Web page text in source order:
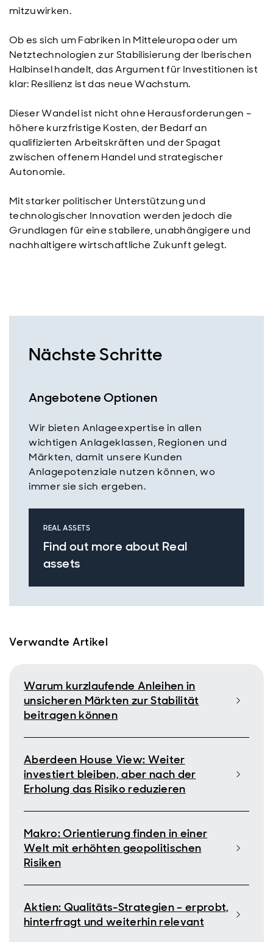
mitzuwirken.
Ob es sich um Fabriken in Mitteleuropa oder um
Netztechnologien zur Stabilisierung der Iberischen
Halbinsel handelt, das Argument für Investitionen ist
klar: Resilienz ist das neue Wachstum.
Dieser Wandel ist nicht ohne Herausforderungen –
höhere kurzfristige Kosten, der Bedarf an
qualifizierten Arbeitskräften und der Spagat
zwischen offenem Handel und strategischer
Autonomie.
Mit starker politischer Unterstützung und
technologischer Innovation werden jedoch die
Grundlagen für eine stabilere, unabhängigere und
nachhaltigere wirtschaftliche Zukunft gelegt.
Nächste Schritte
Angebotene Optionen
Wir bieten Anlageexpertise in allen
wichtigen Anlageklassen, Regionen und
Märkten, damit unsere Kunden
Anlagepotenziale nutzen können, wo
immer sie sich ergeben.
REAL ASSETS
Find out more about Real
assets
Verwandte Artikel
Warum kurzlaufende Anleihen in
unsicheren Märkten zur Stabilität
beitragen können
Aberdeen House View: Weiter
investiert bleiben, aber nach der
Erholung das Risiko reduzieren
Makro: Orientierung finden in einer
Welt mit erhöhten geopolitischen
Risiken
Aktien: Qualitäts-Strategien – erprobt,
hinterfragt und weiterhin relevant